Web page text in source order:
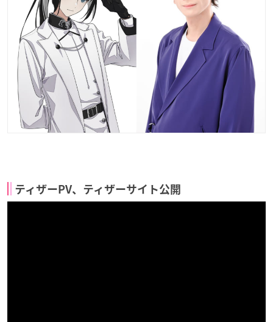
ティザーPV、ティザーサイト公開